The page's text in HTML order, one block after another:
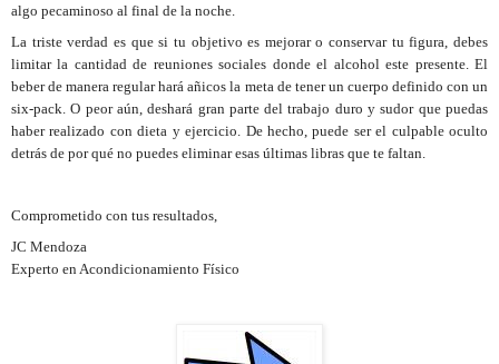
algo pecaminoso al final de la noche.
La triste verdad es que si tu objetivo es mejorar o conservar tu figura, debes
limitar la cantidad de reuniones sociales donde el alcohol este presente. El
beber de manera regular hará añicos la meta de tener un cuerpo definido con un
six-pack. O peor aún, deshará gran parte del trabajo duro y sudor que puedas
haber realizado con dieta y ejercicio. De hecho, puede ser el culpable oculto
detrás de por qué no puedes eliminar esas últimas libras que te faltan.
Comprometido con tus resultados,
JC Mendoza
Experto en Acondicionamiento Físico